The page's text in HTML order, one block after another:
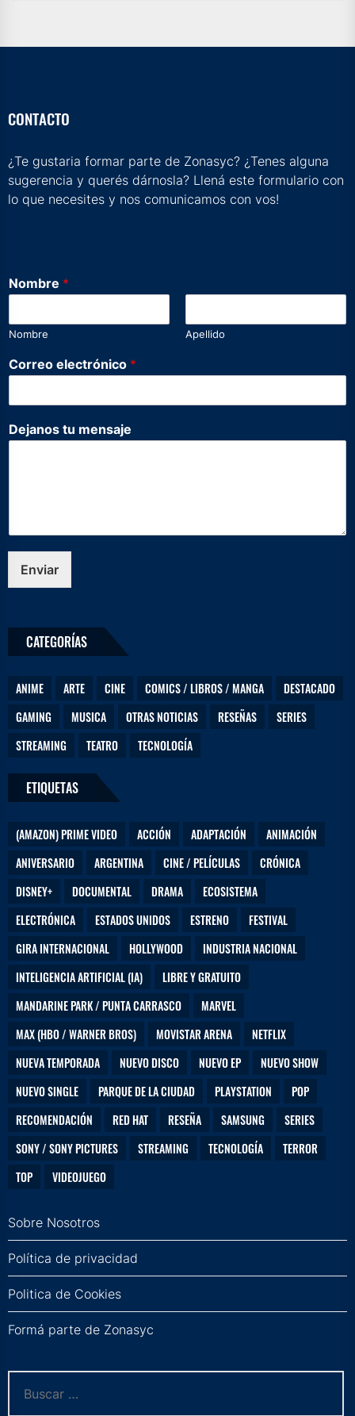
CONTACTO
¿Te gustaria formar parte de Zonasyc? ¿Tenes alguna
sugerencia y querés dárnosla? Llená este formulario con
lo que necesites y nos comunicamos con vos!
Nombre *
Nombre Apellido
t
u
o
r
c
Correo electrónico *
Dejanos tu mensaje
Enviar
CATEGORÍAS
ANIME ARTE CINE COMICS / LIBROS / MANGA
DESTACADO
GAMING
MUSICA OTRAS NOTICIAS RESEÑAS
SERIES
STREAMING
TEATRO TECNOLOGÍA
ETIQUETAS
(AMAZON) PRIME VIDEO ACCIÓN ADAPTACIÓN
ANIMACIÓN
ANIVERSARIO
ARGENTINA CINE / PELÍCULAS
CRÓNICA
DISNEY+
DOCUMENTAL DRAMA
ECOSISTEMA
ELECTRÓNICA
ESTADOS UNIDOS ESTRENO
FESTIVAL
GIRA INTERNACIONAL
HOLLYWOOD
INDUSTRIA NACIONAL
INTELIGENCIA ARTIFICIAL (IA)
LIBRE Y GRATUITO
MANDARINE PARK / PUNTA CARRASCO
MARVEL
MAX (HBO / WARNER BROS)
MOVISTAR ARENA
NETFLIX
NUEVA TEMPORADA
NUEVO DISCO NUEVO EP
NUEVO SHOW
NUEVO SINGLE
PARQUE DE LA CIUDAD PLAYSTATION
POP
RECOMENDACIÓN
RED HAT RESEÑA SAMSUNG
SERIES
SONY / SONY PICTURES
STREAMING TECNOLOGÍA
TERROR
TOP
VIDEOJUEGO
Sobre Nosotros
Política de privacidad
Politica de Cookies
Formá parte de Zonasyc